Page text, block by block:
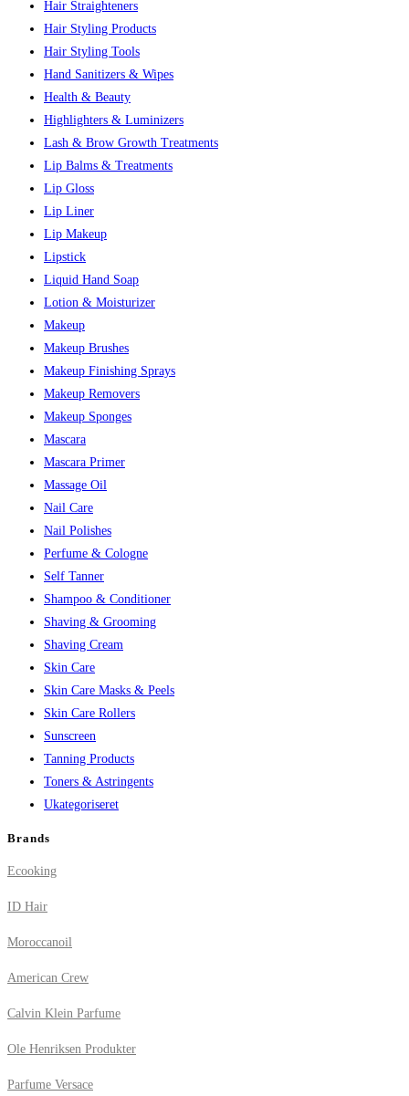
Hair Straighteners
Hair Styling Products
Hair Styling Tools
Hand Sanitizers & Wipes
Health & Beauty
Highlighters & Luminizers
Lash & Brow Growth Treatments
Lip Balms & Treatments
Lip Gloss
Lip Liner
Lip Makeup
Lipstick
Liquid Hand Soap
Lotion & Moisturizer
Makeup
Makeup Brushes
Makeup Finishing Sprays
Makeup Removers
Makeup Sponges
Mascara
Mascara Primer
Massage Oil
Nail Care
Nail Polishes
Perfume & Cologne
Self Tanner
Shampoo & Conditioner
Shaving & Grooming
Shaving Cream
Skin Care
Skin Care Masks & Peels
Skin Care Rollers
Sunscreen
Tanning Products
Toners & Astringents
Ukategoriseret
Brands
Ecooking
ID Hair
Moroccanoil
American Crew
Calvin Klein Parfume
Ole Henriksen Produkter
Parfume Versace